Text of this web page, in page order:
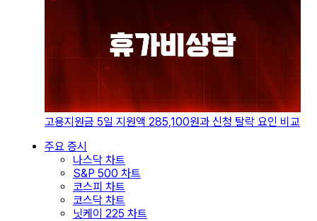
고용지원금 5일 지원액 285,100원과 신청 탈락 요인 비교
주요 증시
나스닥 차트
S&P 500 차트
코스피 차트
코스닥 차트
닛케이 225 차트